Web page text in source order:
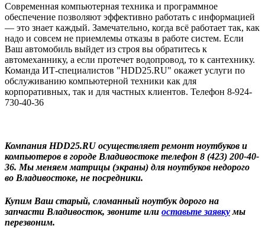
Современная компьютерная техника и программное
обеспечение позволяют эффективно работать с информацией
— это знает каждый. Замечательно, когда всё работает так, как
надо и совсем не приемлемы отказы в работе систем. Если
Ваш автомобиль выйдет из строя вы обратитесь к
автомеханнику, а если протечет водопровод, то к сантехнику.
Команда ИТ-специалистов "HDD25.RU" окажет услуги по
обслуживанию компьютерной техники как для
корпоративных, так и для частных клиентов. Телефон 8-924-
730-40-36
Компания HDD25.RU осуществляет ремонт ноутбуков и
компьютеров в городе Владивостоке телефон 8 (423) 200-40-
36. Мы меняем матрицы (экраны) для ноутбуков недорого
во Владивостоке, не посредники.
Купим Ваш старый, сломанный ноутбук дорого на
запчасти Владивосток, звоните или оставьте заявкумы
перезвоним.